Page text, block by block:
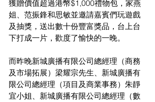
獲贈價值超過港幣$1,000禮物包，家燕
姐、范振鋒和思敏並邀請嘉賓們玩遊戲
及抽獎，送出數十份豐富獎品，台上台
下打成一片，歡度了愉快的一晚。
而昨晚新城廣播有限公司總經理（商務
及市場拓展）梁耀宗先生、新城廣播有
限公司總經理（項目及商業事務）朱靜
宜小姐、新城廣播有限公司總經理（數